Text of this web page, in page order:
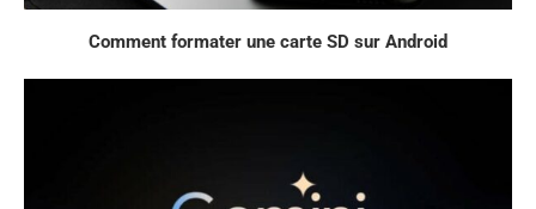
Comment formater une carte SD sur Android